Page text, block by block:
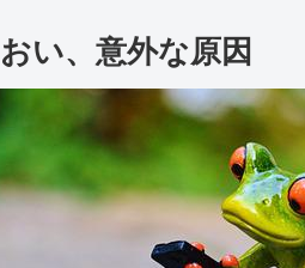
い、意外な原因